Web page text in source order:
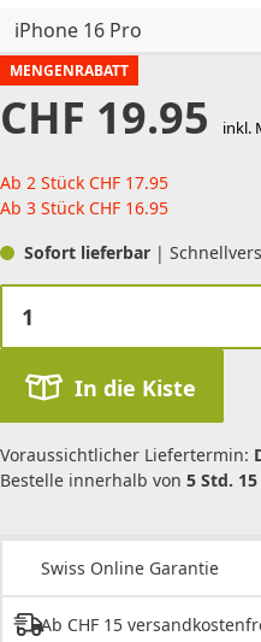
iPhone 16 Pro
MENGENRABATT
CHF 19.95 inkl.
Ab 2 Stück CHF 17.95
Ab 3 Stück CHF 16.95
Sofort lieferbar |
In die Kiste
Voraussichtlicher Liefertermin:
Bestelle innerhalb von 5 Std.
Swiss Online Garantie
Ab CHF 15